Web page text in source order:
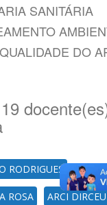
SANITÁRIA
QUALIDADE DO
RODRIGUES
ROSA ARCI